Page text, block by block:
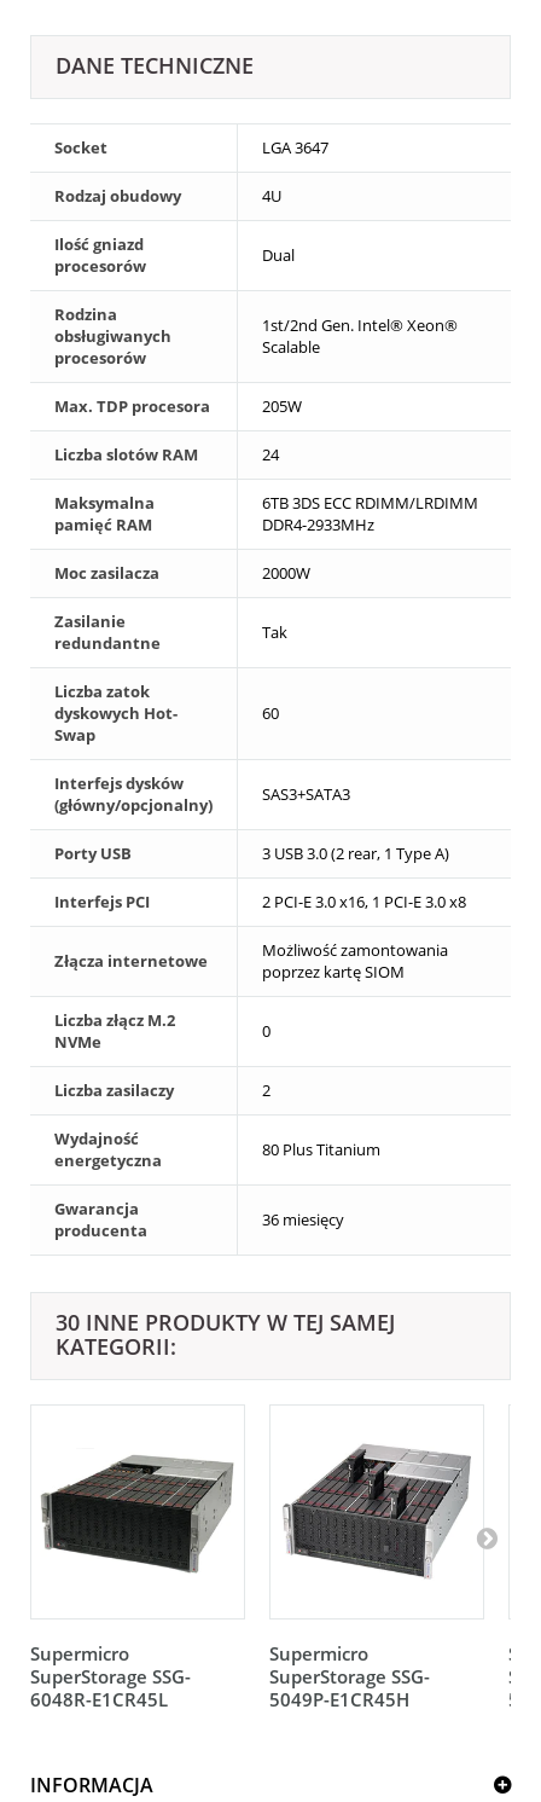
DANE TECHNICZNE
Socket LGA 3647
Rodzaj obudowy 4U
Ilość gniazd
procesorów
Dual
Rodzina
obsługiwanych
procesorów
1st/2nd Gen. Intel® Xeon®
Scalable
Max. TDP procesora 205W
Liczba slotów RAM 24
Maksymalna
pamięć RAM
6TB 3DS ECC RDIMM/LRDIMM
DDR4-2933MHz
Moc zasilacza 2000W
Zasilanie
redundantne
Tak
Liczba zatok
dyskowych Hot-
Swap
60
Interfejs dysków
(główny/opcjonalny)
SAS3+SATA3
Porty USB 3 USB 3.0 (2 rear, 1 Type A)
Interfejs PCI 2 PCI-E 3.0 x16, 1 PCI-E 3.0 x8
Złącza internetowe
Możliwość zamontowania
poprzez kartę SIOM
Liczba złącz M.2
NVMe
0
Liczba zasilaczy 2
Wydajność
energetyczna
80 Plus Titanium
Gwarancja
producenta
36 miesięcy
30 INNE PRODUKTY W TEJ SAMEJ
KATEGORII:
Supermicro
SuperStorage SSG-
6048R-E1CR45L
Supermicro
SuperStorage SSG-
5049P-E1CR45H
INFORMACJA